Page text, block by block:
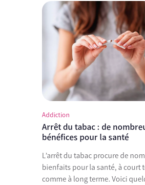
Addiction
Arrêt du tabac : de
bénéfices pour la santé
L’arrêt du tabac procure de
bienfaits pour la santé, à court
comme à long terme. Voici